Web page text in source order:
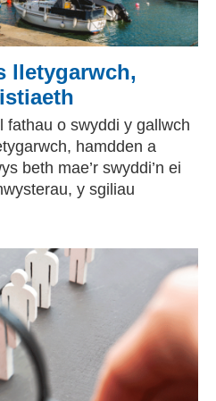
lletygarwch,
fathau o swyddi y gallwch
hamdden a
beth mae’r swyddi’n ei
y sgiliau